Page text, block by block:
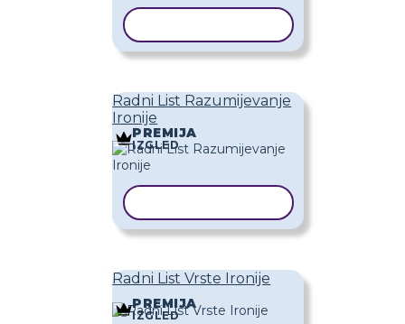
Radni List Razumijevanje
Ironije
PREMIJA
IZGLED
Radni List Vrste Ironije
PREMIJA
IZGLED